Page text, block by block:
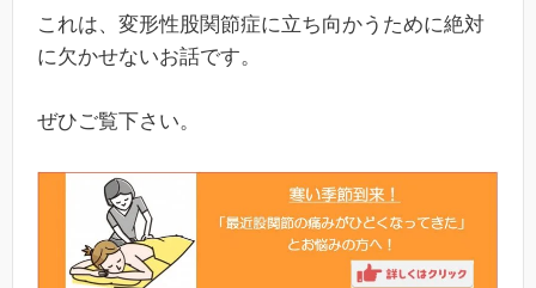
これは、変形性股関節症に立ち向かうために絶対
に欠かせないお話です。
ぜひご覧下さい。